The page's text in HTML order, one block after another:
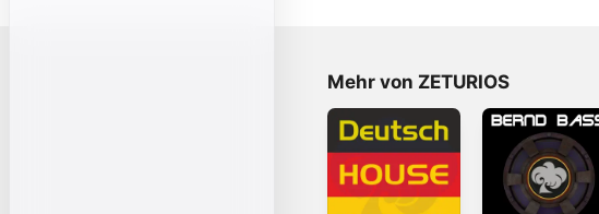
Mehr von ZETURIOS